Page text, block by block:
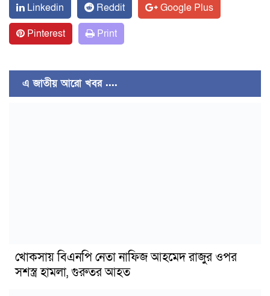
Linkedin
Reddit
Google Plus
Pinterest
Print
এ জাতীয় আরো খবর ....
খোকসায় বিএনপি নেতা নাফিজ আহমেদ রাজুর ওপর
সশস্ত্র হামলা, গুরুতর আহত